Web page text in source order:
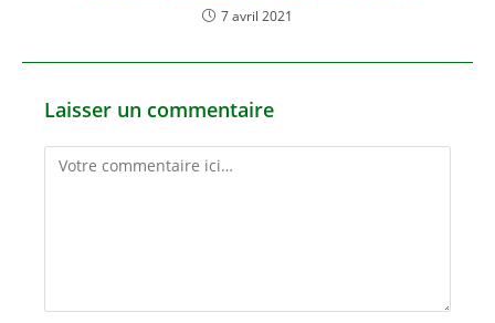
7 avril 2021
Laisser un commentaire
Comment